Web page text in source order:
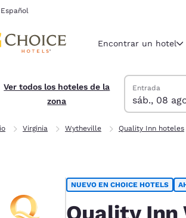
Principal
Español
Región y
Español
United
Encontrar un hotel
Ver todos los hoteles de la
zona
Buscar hoteles
sábado, 8 de
Entrada
sáb., 08
domingo, 9 de
Fecha de
Fecha de
Virginia Wytheville Quality Inn hoteles
NUEVO EN CHOICE HOTELS